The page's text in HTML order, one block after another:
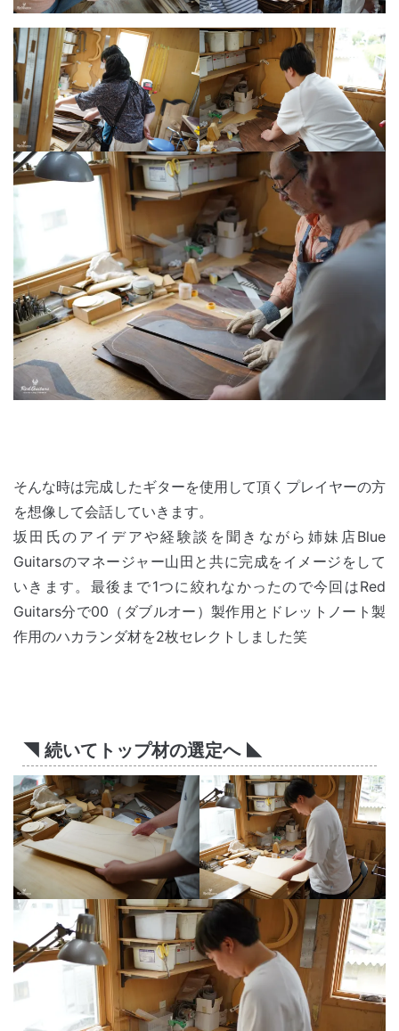
そんな時は完成したギターを使用して頂くプレイヤーの方
を想像して会話していきます。
坂田氏のアイデアや経験談を聞きながら姉妹店Blue
Guitarsのマネージャー山田と共に完成をイメージをして
いきます。最後まで1つに絞れなかったので今回はRed
Guitars分で00（ダブルオー）製作用とドレットノート製
作用のハカランダ材を2枚セレクトしました笑
◥ 続いてトップ材の選定へ ◣